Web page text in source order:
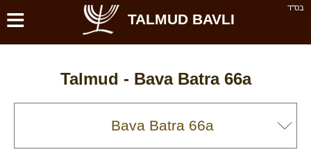
בס''ד ≡ TALMUD BAVLI
Talmud - Bava Batra 66a